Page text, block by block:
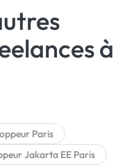
à
Paris
Jakarta EE Paris